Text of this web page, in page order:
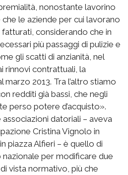
nonostante lavorino
le aziende per cui lavorano
considerando che in
più passaggi di pulizie e
gli scatti di anzianità, nel
rinnovi contrattuali, la
2013. Tra l’altro stiamo
redditi già bassi, che negli
perso potere d’acquisto».
datoriali – aveva
Cristina Vignolo in
piazza Alfieri – è quello di
per modificare due
vista normativo, più che